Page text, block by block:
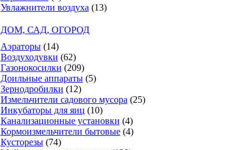
Увлажнители воздуха (13)
ДОМ, САД, ОГОРОД
Аэраторы (14)
Воздуходувки (62)
Газонокосилки (209)
Доильные аппараты (5)
Зернодробилки (12)
Измельчители садового мусора (25)
Инкубаторы для яиц (10)
Канализационные установки (4)
Кормоизмельчители бытовые (4)
Кусторезы (74)